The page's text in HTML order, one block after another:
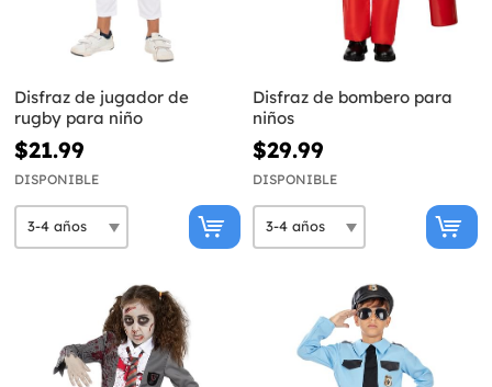
Disfraz de jugador de
rugby para niño
$21.99
DISPONIBLE
Disfraz de bombero para
niños
$29.99
DISPONIBLE